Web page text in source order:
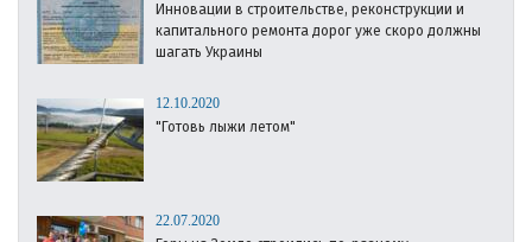
Инновации в строительстве, реконструкции и
капитального ремонта дорог уже скоро должны
шагать Украины
12.10.2020
"Готовь лыжи летом"
22.07.2020